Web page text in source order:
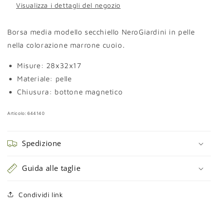
Visualizza i dettagli del negozio
Borsa media modello secchiello NeroGiardini in pelle
nella colorazione marrone cuoio.
Misure: 28x32x17
Materiale: pelle
Chiusura: bottone magnetico
Articolo: 644140
Spedizione
Guida alle taglie
Condividi link